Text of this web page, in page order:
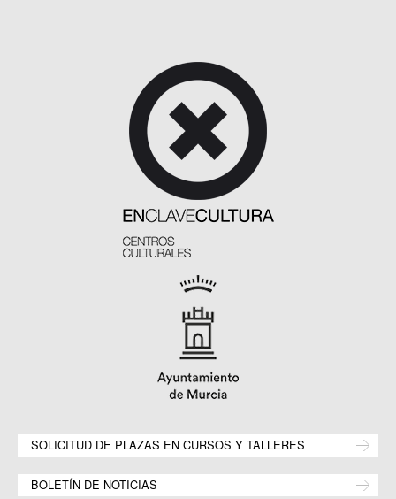
SOLICITUD DE PLAZAS EN CURSOS Y TALLERES
BOLETÍN DE NOTICIAS